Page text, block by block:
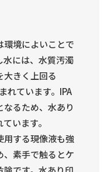
環境によいことで
水には、水質汚濁
大きく上回る
れています。IPA
るため、水あり
います。
用する現像液も強
、素手で触るとケ